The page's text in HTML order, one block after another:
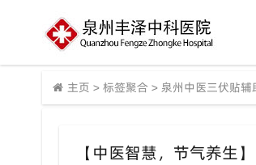
主页 > 标签聚合 > 泉州中医三伏贴辅
【中医智慧，节气养